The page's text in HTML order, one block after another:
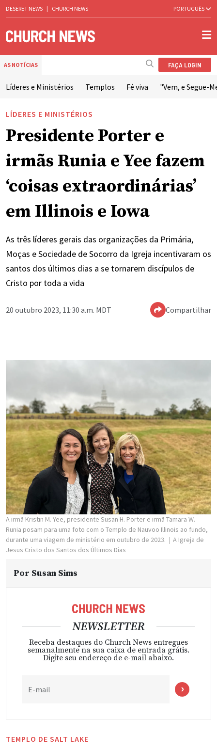
DESERET NEWS | CHURCH NEWS PORTUGUÊS
AS NOTÍCIAS FAÇA LOGIN
Líderes e Ministérios Templos Fé viva "Vem, e Segue-
LÍDERES E MINISTÉRIOS
Presidente Porter e
irmãs Runia e Yee fazem
‘coisas extraordinárias’
em Illinois e Iowa
As três líderes gerais das organizações da Primária,
Moças e Sociedade de Socorro da Igreja incentivaram os
santos dos últimos dias a se tornarem discípulos de
Cristo por toda a vida
20 outubro 2023, 11:30 a.m. MDT Compartilhar
A irmã Kristin M. Yee, presidente Susan H. Porter e irmã Tamara W.
Runia posam para uma foto com o Templo de Nauvoo Illinois ao fundo,
durante uma viagem de ministério em outubro de 2023.
A Igreja de
Jesus Cristo dos Santos dos Últimos Dias
Por Susan Sims
NEWSLETTER
Receba destaques do Church News entregues
semanalmente na sua caixa de entrada grátis.
Digite seu endereço de e-mail abaixo.
E-mail
TEMPLO DE SALT LAKE